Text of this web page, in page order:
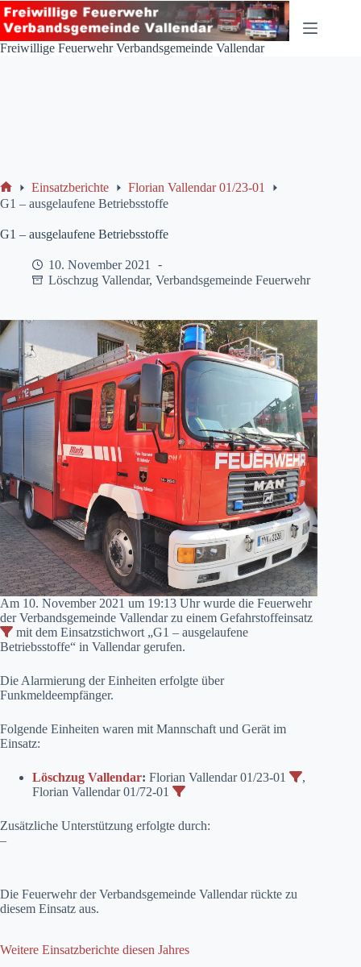
Zum
Inhalt
springen
Freiwillige Feuerwehr Verbandsgemeinde Vallendar
Start
Einsatzberichte
Florian Vallendar 01/23-01
G1 – ausgelaufene Betriebsstoffe
G1 – ausgelaufene Betriebsstoffe
10. November 2021
Löschzug Vallendar, Verbandsgemeinde Feuerwehr
Am 10. November 2021 um 19:13 Uhr wurde die Feuerwehr
der Verbandsgemeinde Vallendar zu einem Gefahrstoffeinsatz
mit dem Einsatzstichwort „G1 – ausgelaufene
Betriebsstoffe“ in Vallendar gerufen.
Die Alarmierung der Einheiten erfolgte über
Funkmeldeempfänger.
Folgende Einheiten waren mit Mannschaft und Gerät im
Einsatz:
Löschzug Vallendar: Florian Vallendar 01/23-01
,
Florian Vallendar 01/72-01
Zusätzliche Unterstützung erfolgte durch:
–
Die Feuerwehr der Verbandsgemeinde Vallendar rückte zu
diesem Einsatz aus.
Weitere Einsatzberichte diesen Jahres